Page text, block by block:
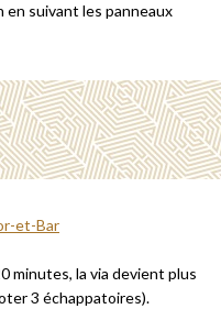
en suivant les panneaux
minutes, la via devient plus
3 échappatoires).